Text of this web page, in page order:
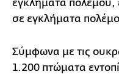
εγκλήματα πολέμου,
σε εγκλήματα
Σύμφωνα με τις
1.200 πτώματα